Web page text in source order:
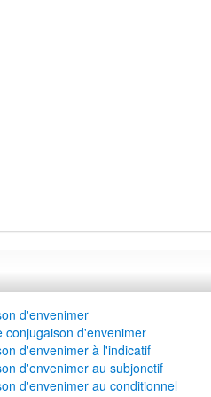
d'envenimer
conjugaison d'envenimer
d'envenimer à l'indicatif
d'envenimer au subjonctif
d'envenimer au conditionnel